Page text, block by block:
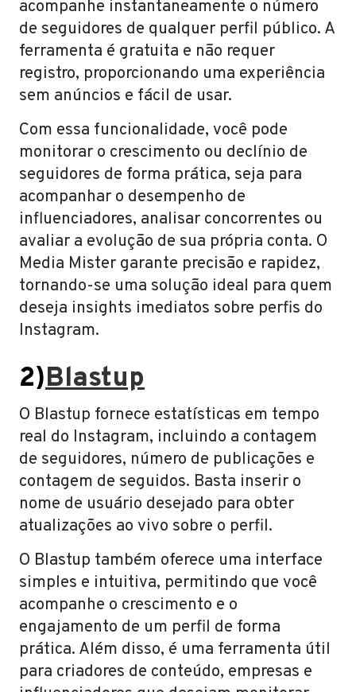
acompanhe instantaneamente o número
de seguidores de qualquer perfil público. A
ferramenta é gratuita e não requer
registro, proporcionando uma experiência
sem anúncios e fácil de usar.
Com essa funcionalidade, você pode
monitorar o crescimento ou declínio de
seguidores de forma prática, seja para
acompanhar o desempenho de
influenciadores, analisar concorrentes ou
avaliar a evolução de sua própria conta. O
Media Mister garante precisão e rapidez,
tornando-se uma solução ideal para quem
deseja insights imediatos sobre perfis do
Instagram.
2)Blastup
O Blastup fornece estatísticas em tempo
real do Instagram, incluindo a contagem
de seguidores, número de publicações e
contagem de seguidos. Basta inserir o
nome de usuário desejado para obter
atualizações ao vivo sobre o perfil.
O Blastup também oferece uma interface
simples e intuitiva, permitindo que você
acompanhe o crescimento e o
engajamento de um perfil de forma
prática. Além disso, é uma ferramenta útil
para criadores de conteúdo, empresas e